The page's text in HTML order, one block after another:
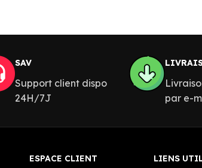
SAV
Support client dispo
24H/7J
par e-
ESPACE CLIENT LIENS